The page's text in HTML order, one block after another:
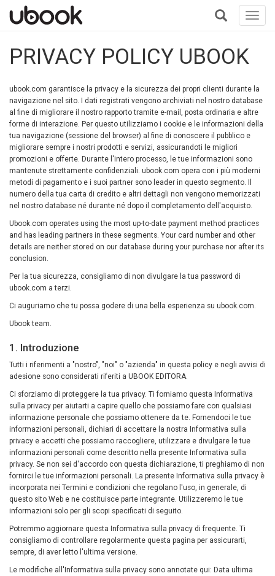
+
PRIVACY POLICY UBOOK
ubook.com garantisce la privacy e la sicurezza dei propri clienti durante la
navigazione nel sito. I dati registrati vengono archiviati nel nostro database
al fine di migliorare il nostro rapporto tramite e-mail, posta ordinaria e altre
forme di interazione. Per questo utilizziamo i cookie e le informazioni della
tua navigazione (sessione del browser) al fine di conoscere il pubblico e
migliorare sempre i nostri prodotti e servizi, assicurandoti le migliori
promozioni e offerte. Durante l'intero processo, le tue informazioni sono
mantenute strettamente confidenziali. ubook.com opera con i più moderni
metodi di pagamento e i suoi partner sono leader in questo segmento. Il
numero della tua carta di credito e altri dettagli non vengono memorizzati
nel nostro database né durante né dopo il completamento dell'acquisto.
Ubook.com operates using the most up-to-date payment method practices
and has leading partners in these segments. Your card number and other
details are neither stored on our database during your purchase nor after its
conclusion.
Per la tua sicurezza, consigliamo di non divulgare la tua password di
ubook.com a terzi.
Ci auguriamo che tu possa godere di una bella esperienza su ubook.com.
Ubook team.
1. Introduzione
Tutti i riferimenti a "nostro", "noi" o "azienda" in questa policy e negli avvisi di
adesione sono considerati riferiti a UBOOK EDITORA.
Ci sforziamo di proteggere la tua privacy. Ti forniamo questa Informativa
sulla privacy per aiutarti a capire quello che possiamo fare con qualsiasi
informazione personale che possiamo ottenere da te. Fornendoci le tue
informazioni personali, dichiari di accettare la nostra Informativa sulla
privacy e accetti che possiamo raccogliere, utilizzare e divulgare le tue
informazioni personali come descritto nella presente Informativa sulla
privacy. Se non sei d'accordo con questa dichiarazione, ti preghiamo di non
fornirci le tue informazioni personali. La presente Informativa sulla privacy è
incorporata nei Termini e condizioni che regolano l'uso, in generale, di
questo sito Web e ne costituisce parte integrante. Utilizzeremo le tue
informazioni solo per gli scopi specificati di seguito.
Potremmo aggiornare questa Informativa sulla privacy di frequente. Ti
consigliamo di controllare regolarmente questa pagina per assicurarti,
sempre, di aver letto l'ultima versione.
Le modifiche all'Informativa sulla privacy sono annotate qui: Data ultima